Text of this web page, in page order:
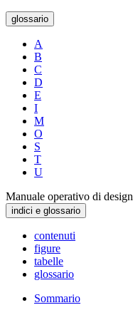
glossario
A
B
C
D
E
I
M
O
S
T
U
Manuale operativo di design
indici e glossario
contenuti
figure
tabelle
glossario
Sommario